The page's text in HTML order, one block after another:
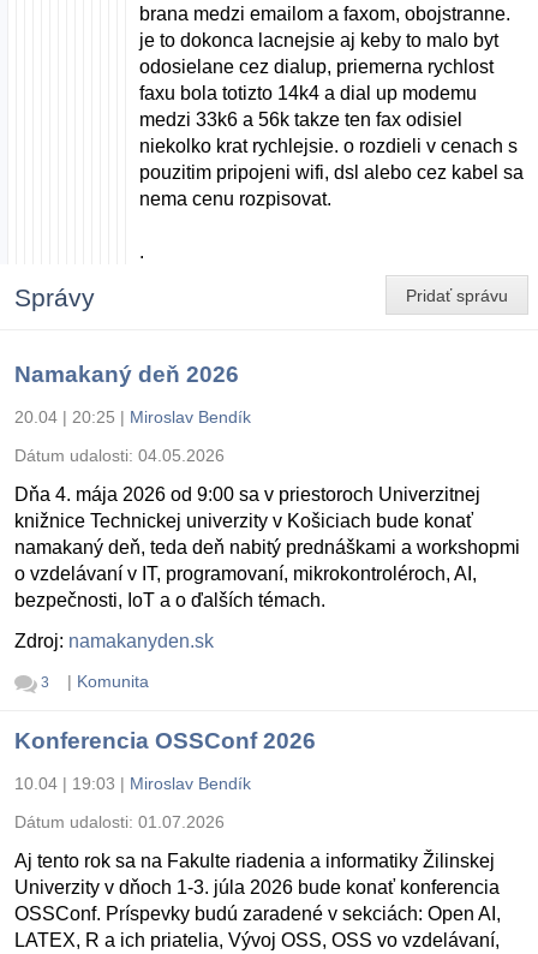
brana medzi emailom a faxom, obojstranne.
je to dokonca lacnejsie aj keby to malo byt
odosielane cez dialup, priemerna rychlost
faxu bola totizto 14k4 a dial up modemu
medzi 33k6 a 56k takze ten fax odisiel
niekolko krat rychlejsie. o rozdieli v cenach s
pouzitim pripojeni wifi, dsl alebo cez kabel sa
nema cenu rozpisovat.
.
Pridať správu
Správy
Namakaný deň 2026
20.04 | 20:25 | Miroslav Bendík
Dátum udalosti: 04.05.2026
Dňa 4. mája 2026 od 9:00 sa v priestoroch Univerzitnej
knižnice Technickej univerzity v Košiciach bude konať
namakaný deň, teda deň nabitý prednáškami a workshopmi
o vzdelávaní v IT, programovaní, mikrokontroléroch, AI,
bezpečnosti, IoT a o ďalších témach.
Zdroj: namakanyden.sk
3 | Komunita
Konferencia OSSConf 2026
10.04 | 19:03 | Miroslav Bendík
Dátum udalosti: 01.07.2026
Aj tento rok sa na Fakulte riadenia a informatiky Žilinskej
Univerzity v dňoch 1-3. júla 2026 bude konať konferencia
OSSConf. Príspevky budú zaradené v sekciách: Open AI,
LATEX, R a ich priatelia, Vývoj OSS, OSS vo vzdelávaní,